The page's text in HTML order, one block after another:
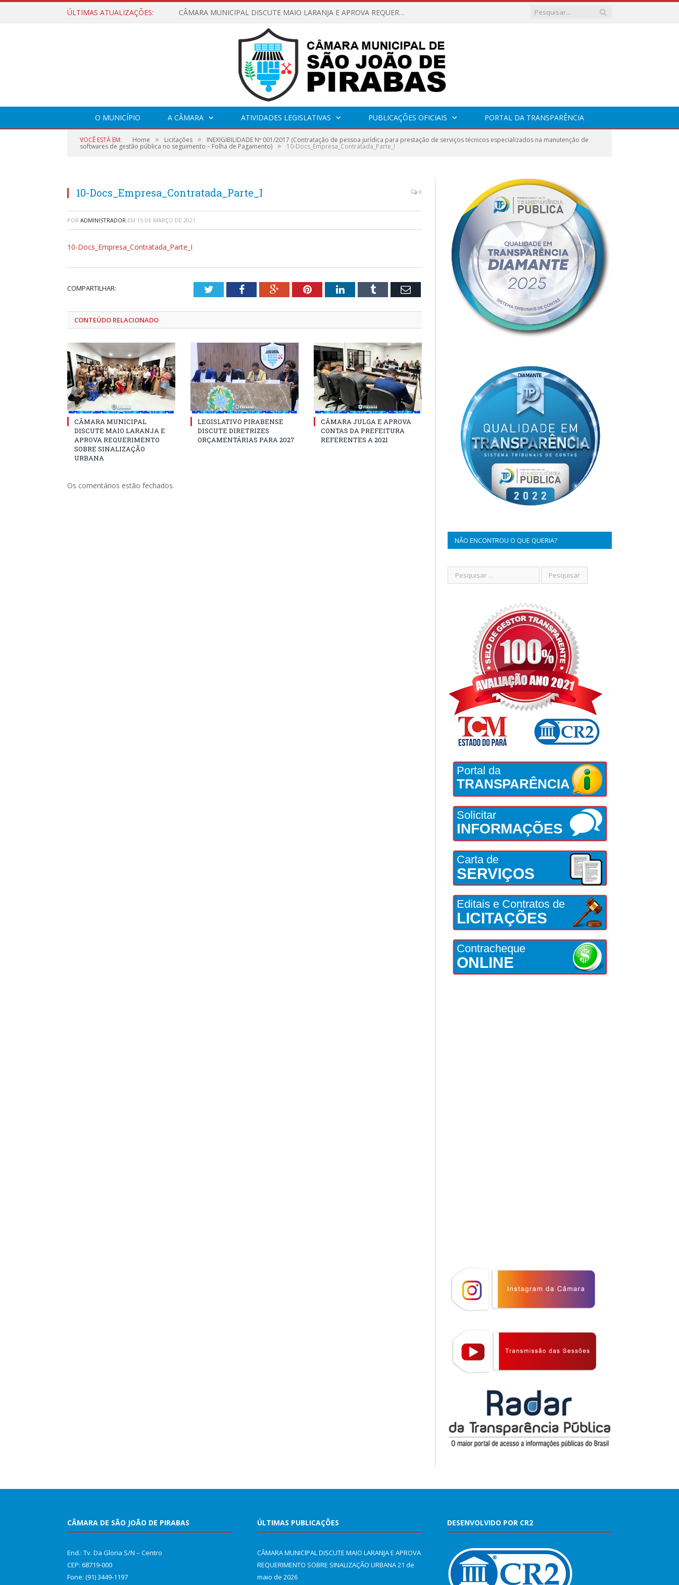
ÚLTIMAS ATUALIZAÇÕES: CÂMARA MUNICIPAL DISCUTE MAIO LARANJA E APROVA REQUERIMENTO SOBRE SINALIZAÇÃO URBANA
O MUNICÍPIO A CÂMARA ATIVIDADES LEGISLATIVAS PUBLICAÇÕES OFICIAIS PORTAL DA TRANSPARÊNCIA
VOCÊ ESTÁ EM: Home » Licitações » INEXIGIBILIDADE Nº 001/2017 (Contratação de pessoa jurídica para prestação de serviços técnicos especializados na manutenção de
softwares de gestão pública no seguimento – Folha de Pagamento) » 10-Docs_Empresa_Contratada_Parte_I
10-Docs_Empresa_Contratada_Parte_I 0
POR ADMINISTRADOR EM 15 DE MARÇO DE 2021
10-Docs_Empresa_Contratada_Parte_I
COMPARTILHAR: TwitterFacebookGoogle+PinterestLinkedInTumblr Email
CONTEÚDO RELACIONADO
CÂMARA MUNICIPAL
DISCUTE MAIO LARANJA E
APROVA REQUERIMENTO
SOBRE SINALIZAÇÃO
URBANA
LEGISLATIVO PIRABENSE
DISCUTE DIRETRIZES
ORÇAMENTÁRIAS PARA 2027
CÂMARA JULGA E APROVA
CONTAS DA PREFEITURA
REFERENTES A 2021
Os comentários estão fechados.
NÃO ENCONTROU O QUE QUERIA?
Portal da
TRANSPARÊNCIA
Solicitar
INFORMAÇÕES
Carta de
SERVIÇOS
Editais e Contratos de
LICITAÇÕES
Contracheque
ONLINE
CÂMARA DE SÃO JOÃO DE PIRABAS
End.: Tv. Da Gloria S/N – Centro
CEP: 68719-000
Fone: (91) 3449-1197
ÚLTIMAS PUBLICAÇÕES
CÂMARA MUNICIPAL DISCUTE MAIO LARANJA E APROVA
REQUERIMENTO SOBRE SINALIZAÇÃO URBANA21 de
maio de 2026
DESENVOLVIDO POR CR2